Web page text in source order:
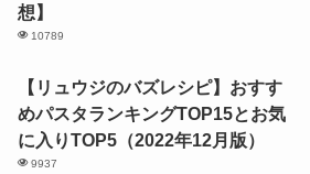
想】
10789
【リュウジのバズレシピ】おすす
めパスタランキングTOP15とお気
に入りTOP5（2022年12月版）
9937